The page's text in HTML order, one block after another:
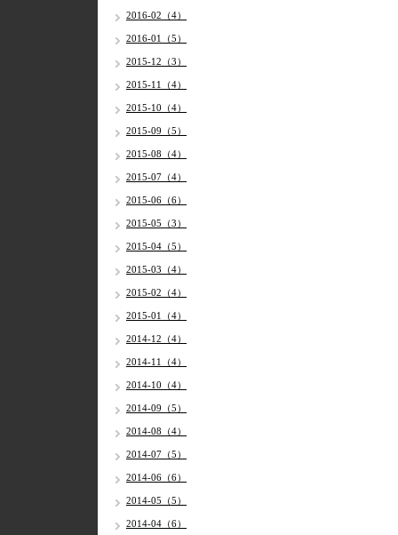
2016-02（4）
2016-01（5）
2015-12（3）
2015-11（4）
2015-10（4）
2015-09（5）
2015-08（4）
2015-07（4）
2015-06（6）
2015-05（3）
2015-04（5）
2015-03（4）
2015-02（4）
2015-01（4）
2014-12（4）
2014-11（4）
2014-10（4）
2014-09（5）
2014-08（4）
2014-07（5）
2014-06（6）
2014-05（5）
2014-04（6）